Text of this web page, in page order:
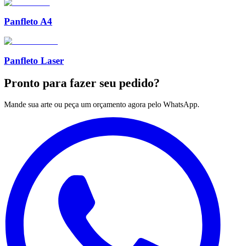
Panfleto A4
Panfleto Laser
Pronto para fazer seu pedido?
Mande sua arte ou peça um orçamento agora pelo WhatsApp.